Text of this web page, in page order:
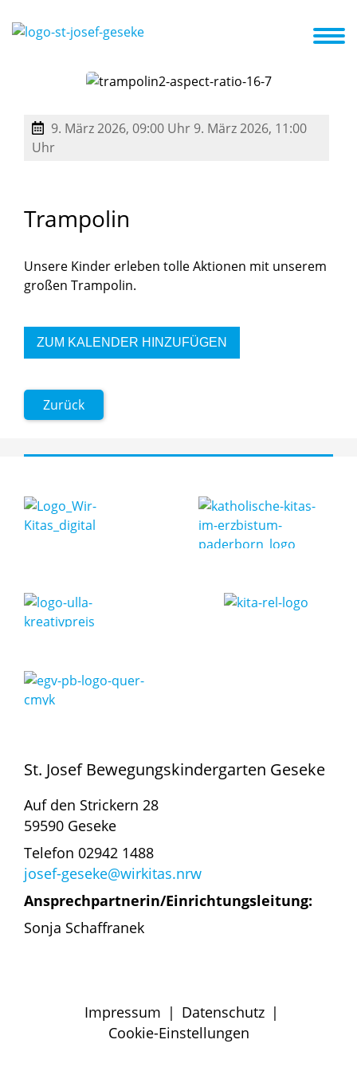
Kooperationspartner
9. März 2026, 09:00 Uhr 9. März 2026, 11:00
Uhr
Trampolin
Unsere Kinder erleben tolle Aktionen mit unserem
großen Trampolin.
ZUM KALENDER HINZUFÜGEN
Zurück
St. Josef Bewegungskindergarten Geseke
Auf den Strickern 28
59590 Geseke
Telefon 02942 1488
josef-geseke@wirkitas.nrw
Ansprechpartnerin/Einrichtungsleitung:
Sonja Schaffranek
Impressum | Datenschutz |
Cookie-Einstellungen